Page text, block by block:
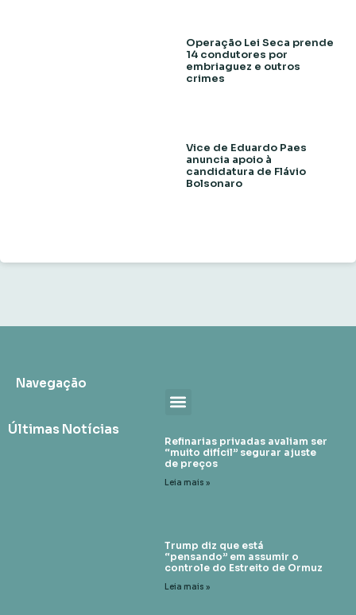
Operação Lei Seca prende
14 condutores por
embriaguez e outros
crimes
Vice de Eduardo Paes
anuncia apoio à
candidatura de Flávio
Bolsonaro
Navegação
Últimas Notícias
Refinarias privadas avaliam ser
“muito difícil” segurar ajuste
de preços
Leia mais »
Trump diz que está
“pensando” em assumir o
controle do Estreito de Ormuz
Leia mais »